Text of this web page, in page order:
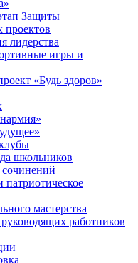
Защиты
проектов
лидерства
игры и
«Будь здоров»
школьников
патриотическое
мастерства
работников